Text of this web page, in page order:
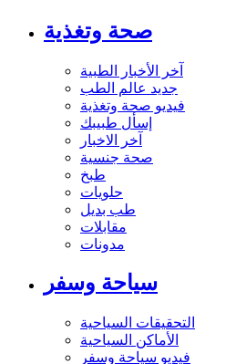
صحة وتغذية
آخر الأخبار الطبية
جديد عالم الطب
فيديو صحة وتغذية
إسأل طبيبك
آخر الاخبار
صحة جنسية
طبخ
حلويات
طب بديل
مقابلات
مدونات
سياحة وسفر
التحقيقات السياحية
الأماكن السياحية
فيديو سياحة وسفر